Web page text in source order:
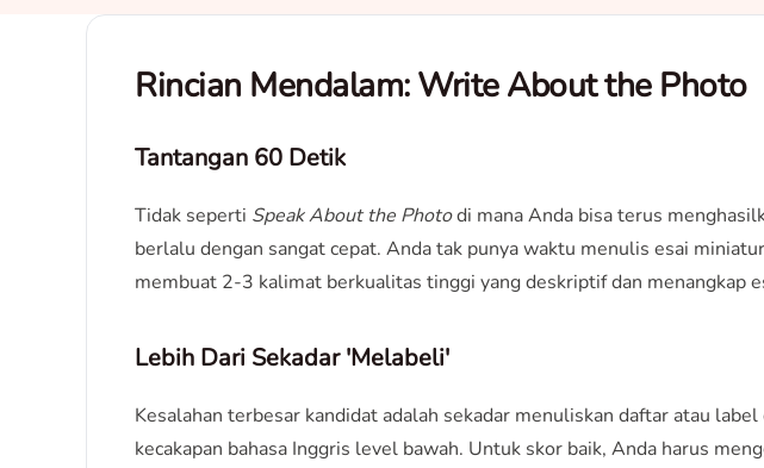
Rincian Mendalam: Write About the Photo
Tantangan 60 Detik
Tidak seperti Speak About the Photodi mana Anda bisa terus
berlalu dengan sangat cepat. Anda tak punya waktu menulis esai
membuat 2-3 kalimat berkualitas tinggi yang deskriptif dan menangkap
Lebih Dari Sekadar 'Melabeli'
Kesalahan terbesar kandidat adalah sekadar menuliskan daftar atau
kecakapan bahasa Inggris level bawah. Untuk skor baik, Anda harus